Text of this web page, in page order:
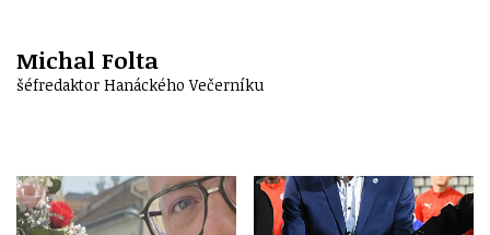
Michal Folta
šéfredaktor Hanáckého Večerníku